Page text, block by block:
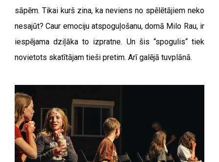
sāpēm. Tikai kurš zina, ka neviens no spēlētājiem neko
nesajūt? Caur emociju atspoguļošanu, domā Milo Rau, ir
iespējama dziļāka to izpratne. Un šis “spogulis“ tiek
novietots skatītājam tieši pretim. Arī galējā tuvplānā.